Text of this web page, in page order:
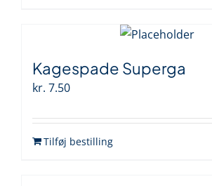
Kagespade Superga
kr. 7.50
Tilføj bestilling